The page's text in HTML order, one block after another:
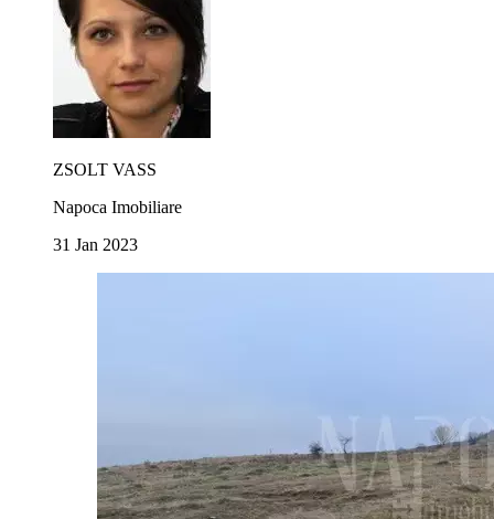
ZSOLT VASS
Napoca Imobiliare
31 Jan 2023